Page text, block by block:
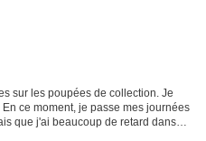
sur les poupées de collection. Je
ce moment, je passe mes journées
que j'ai beaucoup de retard dans